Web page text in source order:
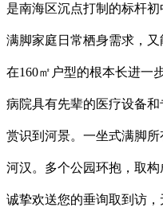
是南海区沉点打制的标杆
满脚家庭日常栖身需求，
在160㎡户型的根本长进一
病院具有先辈的医疗设备
赏识到河景。一坐式满脚
河汉。多个公园环抱，取
诚挚欢送您的垂询取到访